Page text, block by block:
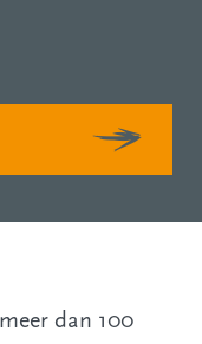
dan 100